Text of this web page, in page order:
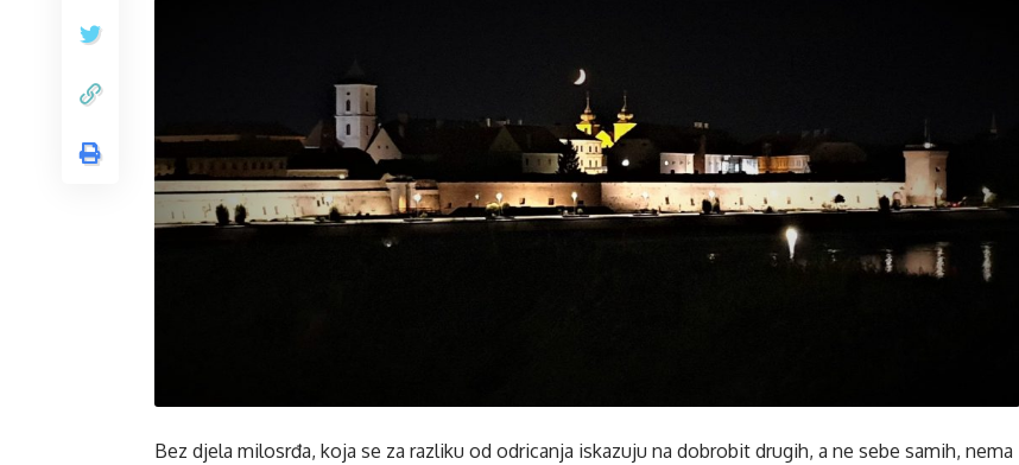
Bez djela milosrđa, koja se za razliku od odricanja iskazuju na dobrobit drugih, a ne sebe samih, nema